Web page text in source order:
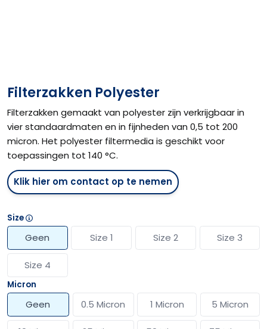
Filterzakken Polyester
Filterzakken gemaakt van polyester zijn verkrijgbaar in
vier standaardmaten en in fijnheden van 0,5 tot 200
micron. Het polyester filtermedia is geschikt voor
toepassingen tot 140 °C.
Klik hier om contact op te nemen
Size
Geen Size 1 Size 2 Size 3
Size 4
Micron
Geen 0.5 Micron 1 Micron 5 Micron